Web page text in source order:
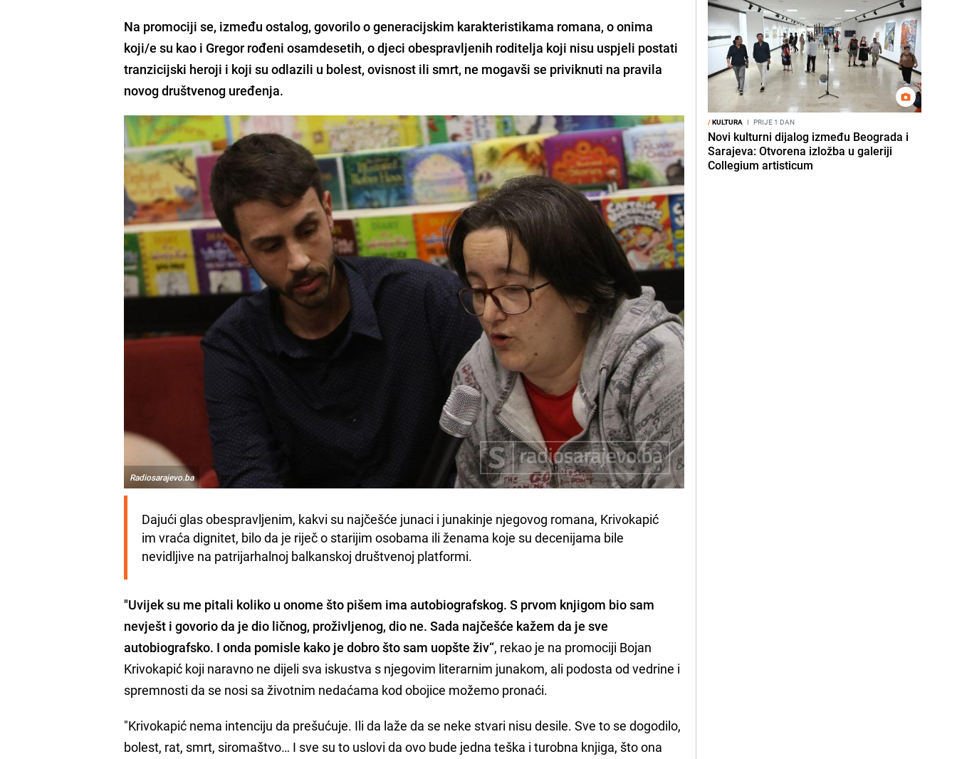
Na promociji se, između ostalog, govorilo o generacijskim karakteristikama romana, o onima
koji/e su kao i Gregor rođeni osamdesetih, o djeci obespravljenih roditelja koji nisu uspjeli postati
tranzicijski heroji i koji su odlazili u bolest, ovisnost ili smrt, ne mogavši se priviknuti na pravila
novog društvenog uređenja.
Radiosarajevo.ba
Dajući glas obespravljenim, kakvi su najčešće junaci i junakinje njegovog romana, Krivokapić
im vraća dignitet, bilo da je riječ o starijim osobama ili ženama koje su decenijama bile
nevidljive na patrijarhalnoj balkanskoj društvenoj platformi.
"Uvijek su me pitali koliko u onome što pišem ima autobiografskog. S prvom knjigom bio sam
nevješt i govorio da je dio ličnog, proživljenog, dio ne. Sada najčešće kažem da je sve
autobiografsko. I onda pomisle kako je dobro što sam uopšte živ“, rekao je na promociji Bojan
Krivokapić koji naravno ne dijeli sva iskustva s njegovim literarnim junakom, ali podosta od vedrine i
spremnosti da se nosi sa životnim nedaćama kod obojice možemo pronaći.
"Krivokapić nema intenciju da prešućuje. Ili da laže da se neke stvari nisu desile. Sve to se dogodilo,
bolest, rat, smrt, siromaštvo… I sve su to uslovi da ovo bude jedna teška i turobna knjiga, što ona
/KULTURA I PRIJE 1 DAN
Novi kulturni dijalog između Beograda i
Sarajeva: Otvorena izložba u galeriji
Collegium artisticum